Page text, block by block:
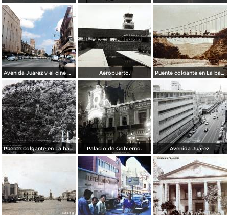
Avenida Juarez y el cine Variedades Guadalajara, Jalisco 1961 Aeropuerto. Puente colgante en La barranca de Oblatos.
Puente colgante en La barranca de Oblatos. Palacio de Gobierno. Avenida Juarez.